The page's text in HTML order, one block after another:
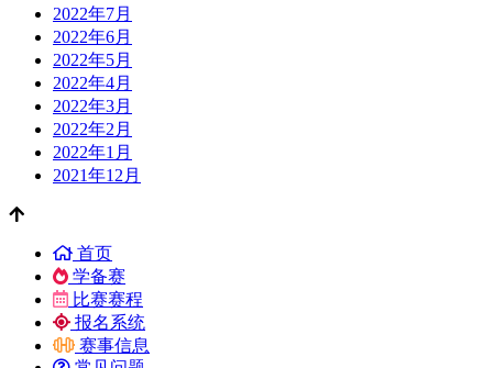
2022年7月
2022年6月
2022年5月
2022年4月
2022年3月
2022年2月
2022年1月
2021年12月
首页
学备赛
比赛赛程
报名系统
赛事信息